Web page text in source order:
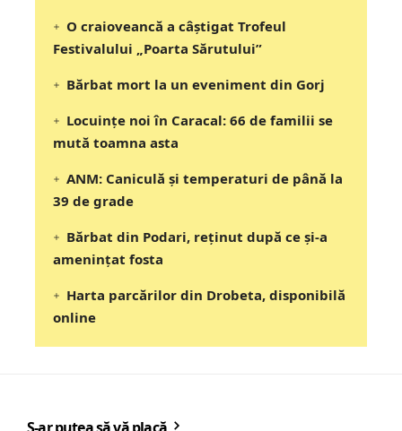
O craioveancă a câștigat Trofeul
Festivalului „Poarta Sărutului”
Bărbat mort la un eveniment din Gorj
Locuințe noi în Caracal: 66 de familii se
mută toamna asta
ANM: Caniculă și temperaturi de până la
39 de grade
Bărbat din Podari, reținut după ce și-a
amenințat fosta
Harta parcărilor din Drobeta, disponibilă
online
S-ar putea să vă placă